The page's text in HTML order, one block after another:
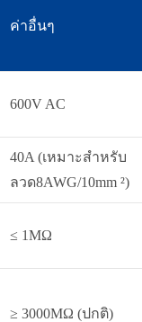
ค่าอื่นๆ
600V AC
40A (เหมาะสำหรับ
ลวด8AWG/10mm ²)
≤ 1MΩ
≥ 3000MΩ (ปกติ)